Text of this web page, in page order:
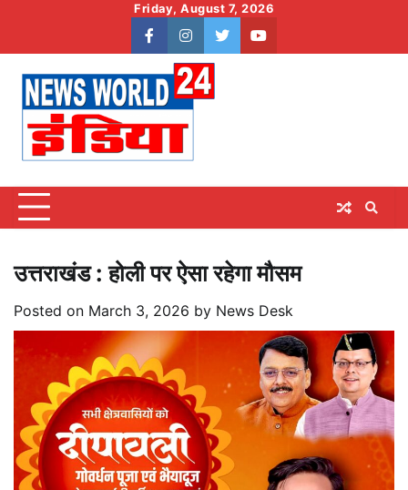
content
Friday, August 7, 2026
facebookinstagram
twitteryoutube
उत्तराखंड : होली पर ऐसा रहेगा मौसम
Posted on March 3, 2026 by News Desk